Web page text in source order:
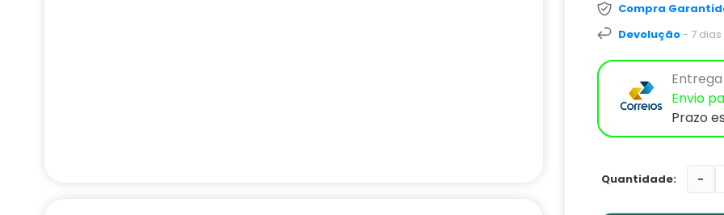
Compra
Devolução - 7
Envio
Prazo
-